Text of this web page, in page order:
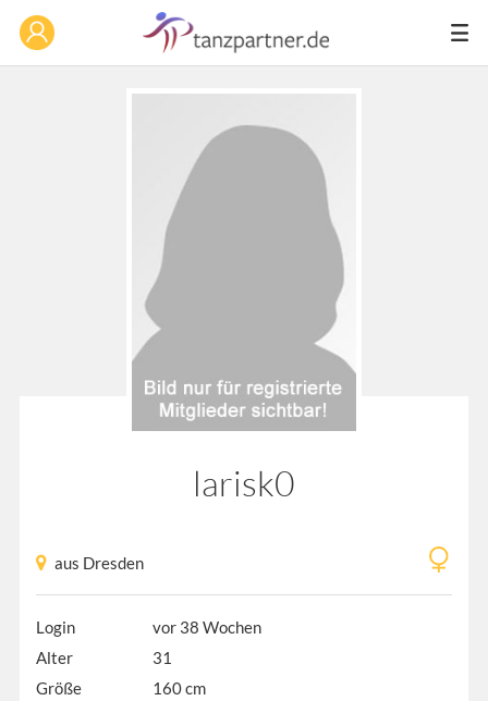
larisk0
aus Dresden
Login
vor 38 Wochen
Alter
31
Größe
160 cm